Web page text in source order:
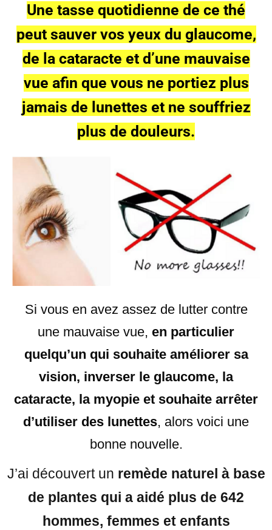
Une tasse quotidienne de ce thé
peut sauver vos yeux du glaucome,
de la cataracte et d’une mauvaise
vue afin que vous ne portiez plus
jamais de lunettes et ne souffriez
plus de douleurs.
Si vous en avez assez de lutter contre
une mauvaise vue, en particulier
quelqu’un qui souhaite améliorer sa
vision, inverser le glaucome, la
cataracte, la myopie et souhaite arrêter
d’utiliser des lunettes, alors voici une
bonne nouvelle.
J’ai découvert un remède naturel à base
de plantes qui a aidé plus de 642
hommes, femmes et enfants